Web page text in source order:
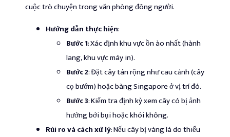
cuộc trò chuyện trong văn phòng đông người.
Hướng dẫn thực hiện:
Bước 1: Xác định khu vực ồn ào nhất (hành
lang, khu vực máy in).
Bước 2: Đặt cây tán rộng như cau cảnh (cây
cọ bướm) hoặc bàng Singapore ở vị trí đó.
Bước 3: Kiểm tra định kỳ xem cây có bị ảnh
hưởng bởi bụi hoặc khói không.
Rủi ro và cách xử lý: Nếu cây bị vàng lá do thiếu